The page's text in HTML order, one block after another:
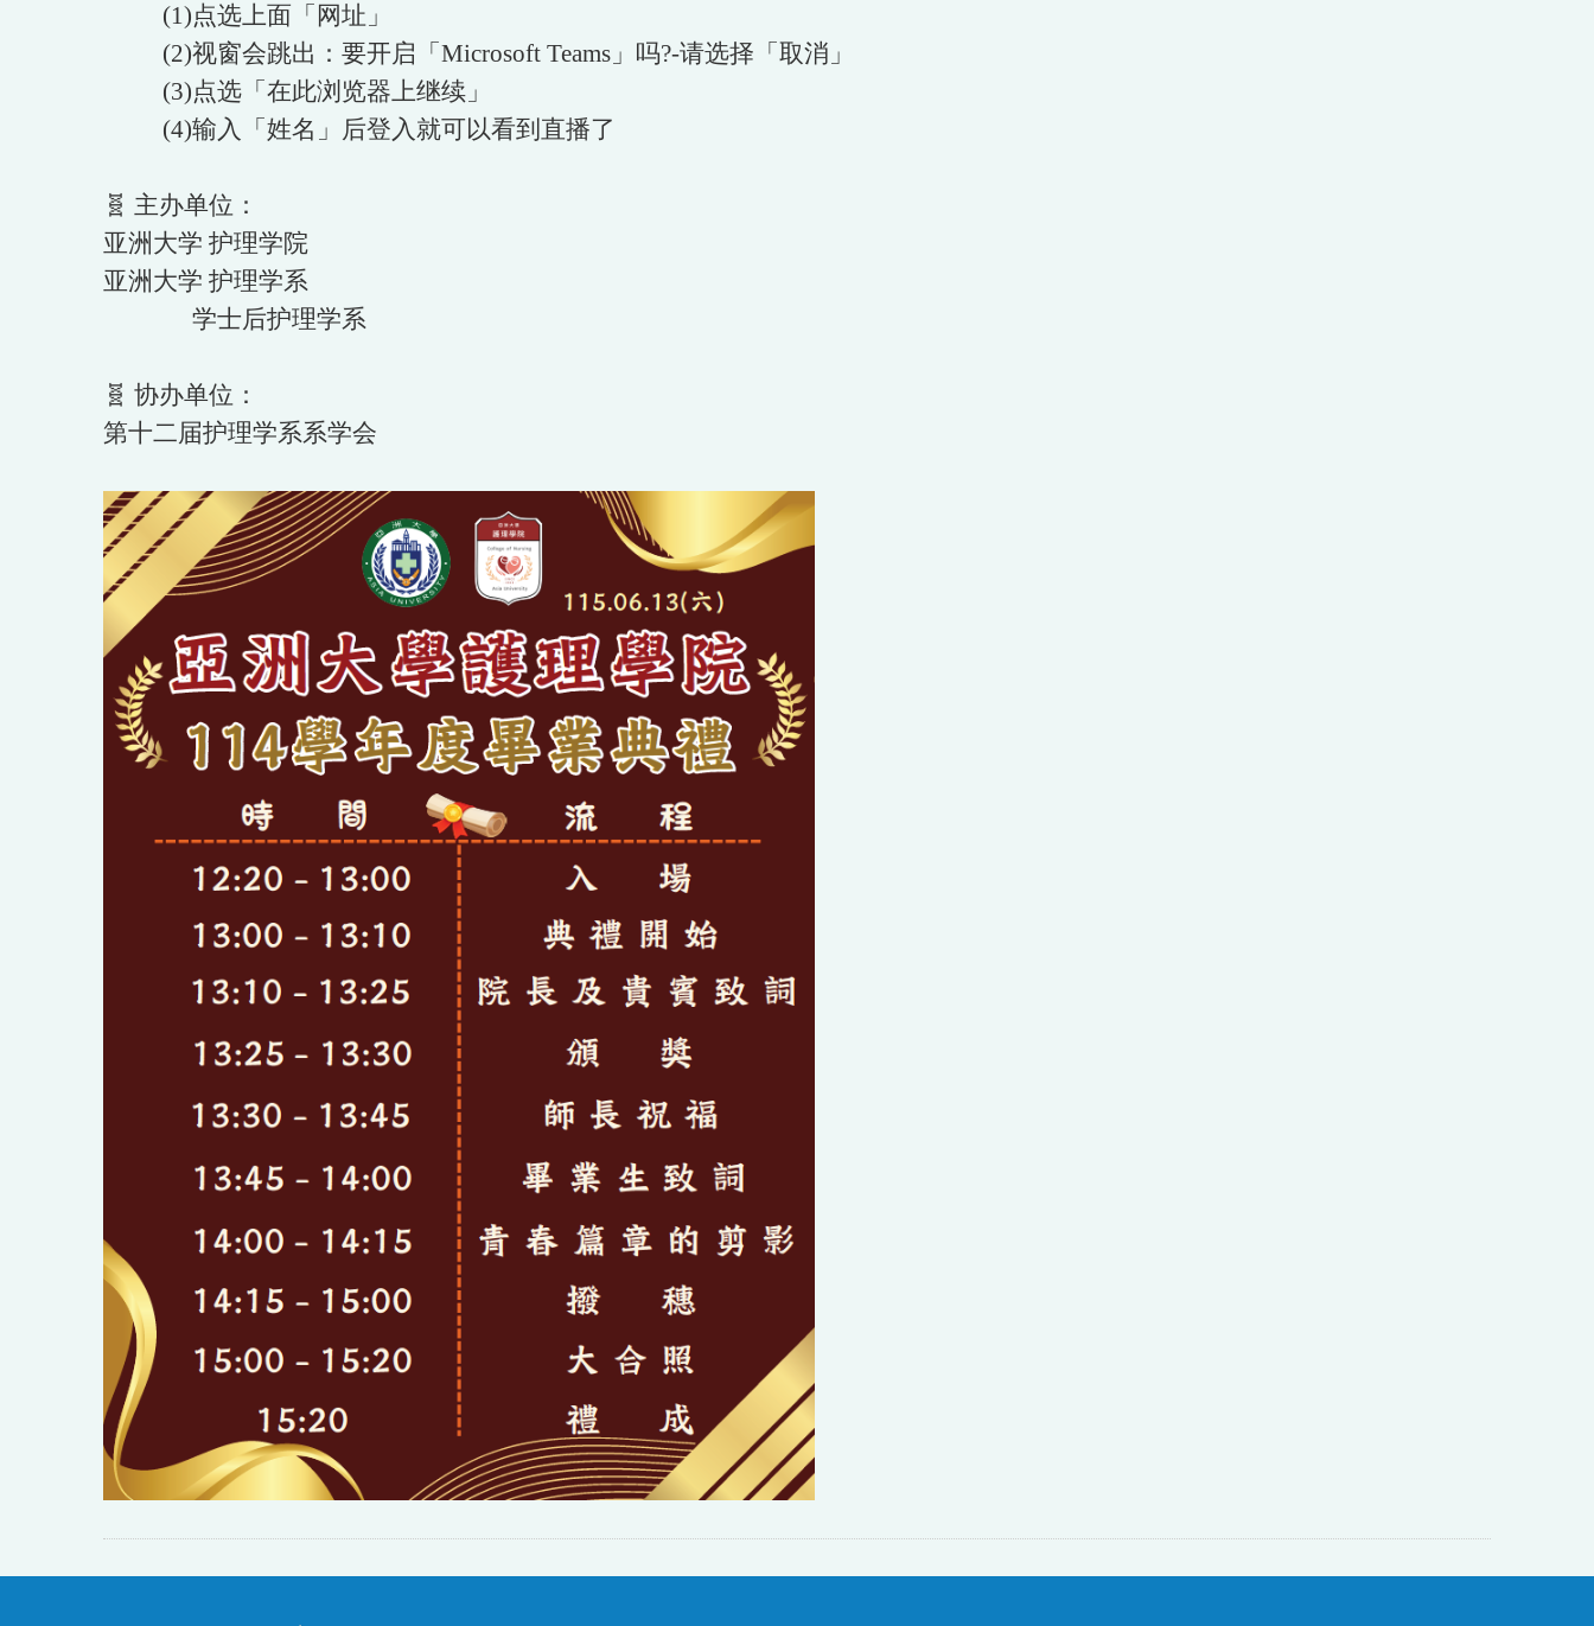
(1)点选上面「网址」
(2)视窗会跳出：要开启「Microsoft Teams」吗?-请选择「取消」
(3)点选「在此浏览器上继续」
(4)输入「姓名」后登入就可以看到直播了
🧬 主办单位：
亚洲大学 护理学院
亚洲大学 护理学系
学士后护理学系
🧬 协办单位：
第十二届护理学系系学会